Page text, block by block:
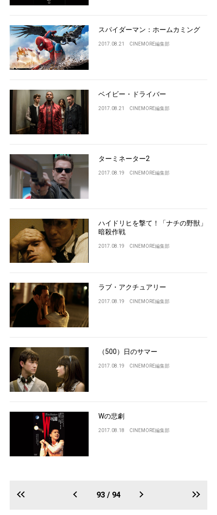
スパイダーマン：ホームカミング
2017.08.21 CINEMORE編集部
ベイビー・ドライバー
2017.08.21 CINEMORE編集部
ターミネーター2
2017.08.19 CINEMORE編集部
ハイドリヒを撃て！「ナチの野獣」
暗殺作戦
2017.08.19 CINEMORE編集部
ラブ・アクチュアリー
2017.08.19 CINEMORE編集部
（500）日のサマー
2017.08.19 CINEMORE編集部
Wの悲劇
2017.08.18 CINEMORE編集部
93 / 94